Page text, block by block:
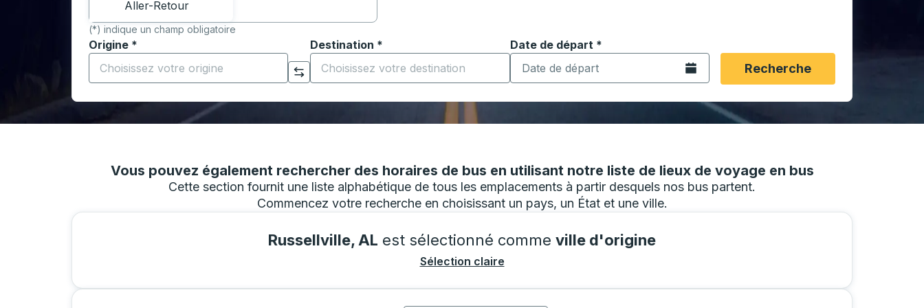
Aller-Retour
(*) indique un champ obligatoire
Origine *
Commencez à saisir la ville d'origine pour ouvrir les options de localisation, puis utilisez les touches fléchées pour accéder à la ville d'origine souhaitée, puis
Cliquez pour changer vos sélections d'origine et de destination
Destination *
Commencez à saisir la ville de destination pour ouvrir les options de localisation, puis utilisez les touches fléchées
Date de départ *
Tapez la date au format date Barre oblique du mois à 2 chiffres Barre
Ouvrez le calendrier.Recherche
Vous pouvez également rechercher des horaires de bus en utilisant notre liste de lieux de voyage en bus
Cette section fournit une liste alphabétique de tous les emplacements à partir desquels nos bus partent.
Commencez votre recherche en choisissant un pays, un État et une ville.
Russellville, AL est sélectionné comme ville d'origine
Sélection claire